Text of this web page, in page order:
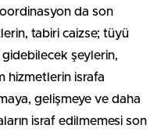
da son
tabiri caizse; tüyü
şeylerin,
hizmetlerin israfa
gelişmeye ve daha
israf edilmemesi son